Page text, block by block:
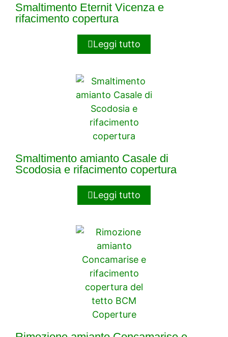
Smaltimento Eternit Vicenza e
rifacimento copertura
Leggi tutto
Smaltimento amianto Casale di
Scodosia e rifacimento copertura
Leggi tutto